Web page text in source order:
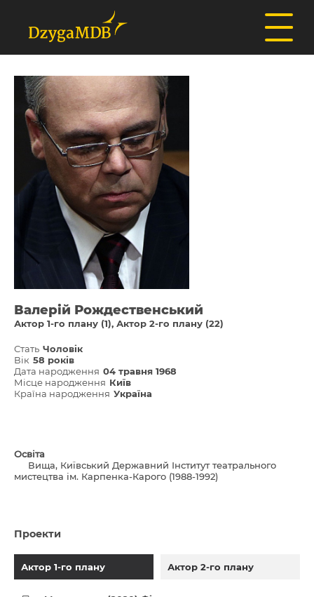
Валерій Рождественський
Актор 1-го плану (1) Актор 2-го плану (22)
Стать Чоловік
Вік 58 років
Дата народження 04 травня 1968
Місце народження Київ
Країна народження Україна
Освіта
Вища, Київський Державний Інститут театрального
мистецтва ім. Карпенка-Карого (1988-1992)
Проекти
Актор 1-го плану Актор 2-го плану